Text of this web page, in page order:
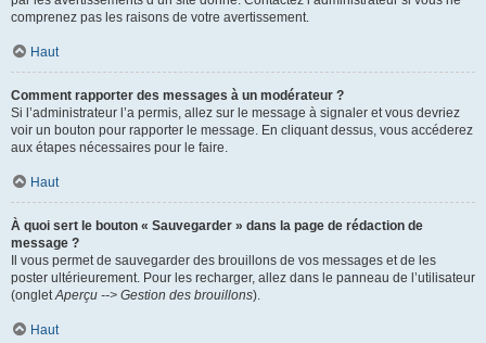
comprenez pas les raisons de votre avertissement.
Haut
Comment rapporter des messages à un modérateur ?
Si l’administrateur l’a permis, allez sur le message à signaler et vous devriez
voir un bouton pour rapporter le message. En cliquant dessus, vous accéderez
aux étapes nécessaires pour le faire.
Haut
À quoi sert le bouton « Sauvegarder » dans la page de rédaction de
message ?
Il vous permet de sauvegarder des brouillons de vos messages et de les
poster ultérieurement. Pour les recharger, allez dans le panneau de l’utilisateur
(ongletAperçu --> Gestion des brouillons).
Haut